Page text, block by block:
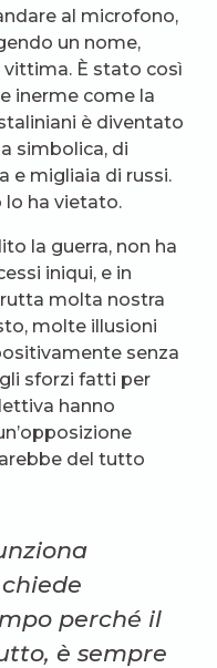
al microfono,
un nome,
È stato così
inerme come la
è diventato
simbolica, di
e migliaia di russi.
lo ha vietato.
la guerra, non ha
iniqui, e in
molta nostra
molte illusioni
senza
sforzi fatti per
hanno
del tutto
perché il
è sempre